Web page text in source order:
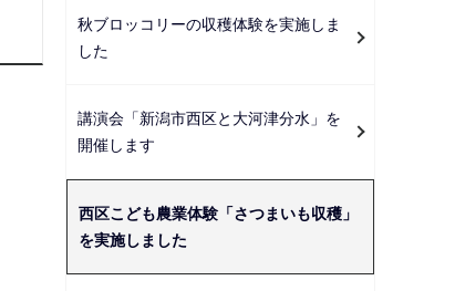
ョ
ン
こ
か
秋ブロッコリーの収穫体験を実施しま
した
講演会「新潟市西区と大河津分水」を
開催します
西区こども農業体験「さつまいも収穫」
を実施しました